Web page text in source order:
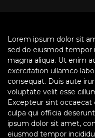
Lorem ipsum dolor sit
sed do eiusmod tempor
magna aliqua. Ut enim
exercitation ullamco
consequat. Duis aute
voluptate velit esse
Excepteur sint
culpa qui officia
ipsum dolor sit amet,
eiusmod tempor